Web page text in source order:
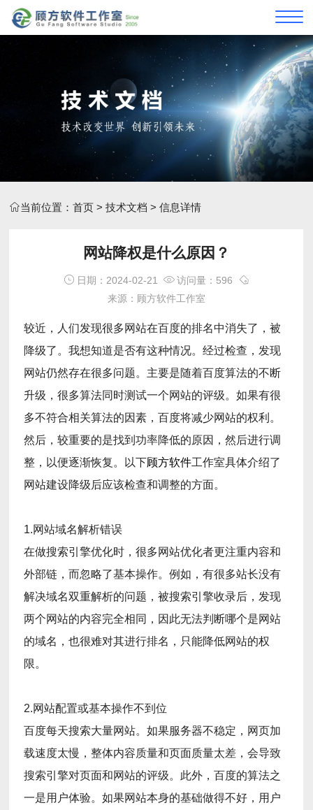
当前位置：首页 >技术文档 > 信息详情
网站降权是什么原因？
日期：2024-02-21
访问量：596
来源：顾方软件工作室
较近，人们发现很多网站在百度的排名中消失了，被
降级了。我想知道是否有这种情况。经过检查，发现
网站仍然存在很多问题。主要是随着百度算法的不断
升级，很多算法同时测试一个网站的评级。如果有很
多不符合相关算法的因素，百度将减少网站的权利。
然后，较重要的是找到功率降低的原因，然后进行调
整，以便逐渐恢复。以下顾方软件工作室具体介绍了
网站建设降级后应该检查和调整的方面。
1.网站域名解析错误
在做搜索引擎优化时，很多网站优化者更注重内容和
外部链，而忽略了基本操作。例如，有很多站长没有
解决域名双重解析的问题，被搜索引擎收录后，发现
两个网站的内容完全相同，因此无法判断哪个是网站
的域名，也很难对其进行排名，只能降低网站的权
限。
2.网站配置或基本操作不到位
百度每天搜索大量网站。如果服务器不稳定，网页加
载速度太慢，整体内容质量和页面质量太差，会导致
搜索引擎对页面和网站的评级。此外，百度的算法之
一是用户体验。如果网站本身的基础做得不好，用户